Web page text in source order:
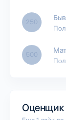
250
500
Оценщик